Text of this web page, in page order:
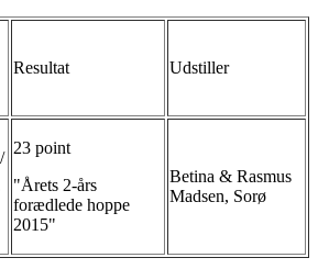
Resultat Udstiller
23 point
"Årets 2-års
forædlede hoppe
2015"
Betina & Rasmus
Madsen, Sorø